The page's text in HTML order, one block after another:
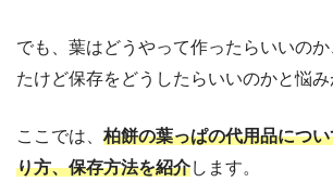
でも、葉はどうやって作ったらいいの
たけど保存をどうしたらいいのかと悩み
ここでは、 柏餅の葉っぱの代用品につ
り方、保存方法を紹介します。